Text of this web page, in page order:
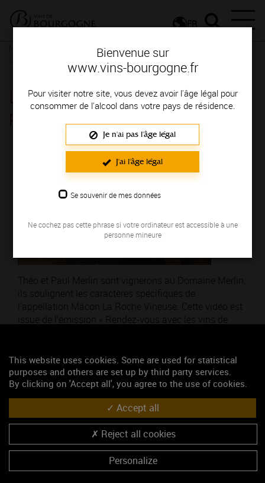
Bienvenue sur
www.vins-bourgogne.fr
Pour visiter notre site, vous devez avoir l'âge légal pour
consommer de l'alcool dans votre pays de résidence.
Je n'ai pas l'âge légal
J'ai l'âge légal
Se souvenir de mes données
Ne cochez pas cette phrase si votre ordinateur est accessible à une
personne mineure
FR
L'appellation Mâcon plus vue par Théo et Paul
L'appellation Mâcon plus vue
par Théo et Paul Merlin
Théo et Paul Merlin sont vignerons au Domaine Merlin,
ils soulignent les caractères spécifiques de
l'appellation Mâcon La Roche Vineuse. Cette vidéo est
issue de l’émission « Rendez-vous avec les vins de
Thématique : Pour découvrir
Ajouté le 04 mars 2021
Mots-clés
bourgogne aoc mâcon
Accéder au média
This website uses cookies. Some are used for statistical
purposes and others are set up by third party services.
By clicking on 'Accept all', you agree to the use of cookies.
Accept all
Reject all cookies
Personalize